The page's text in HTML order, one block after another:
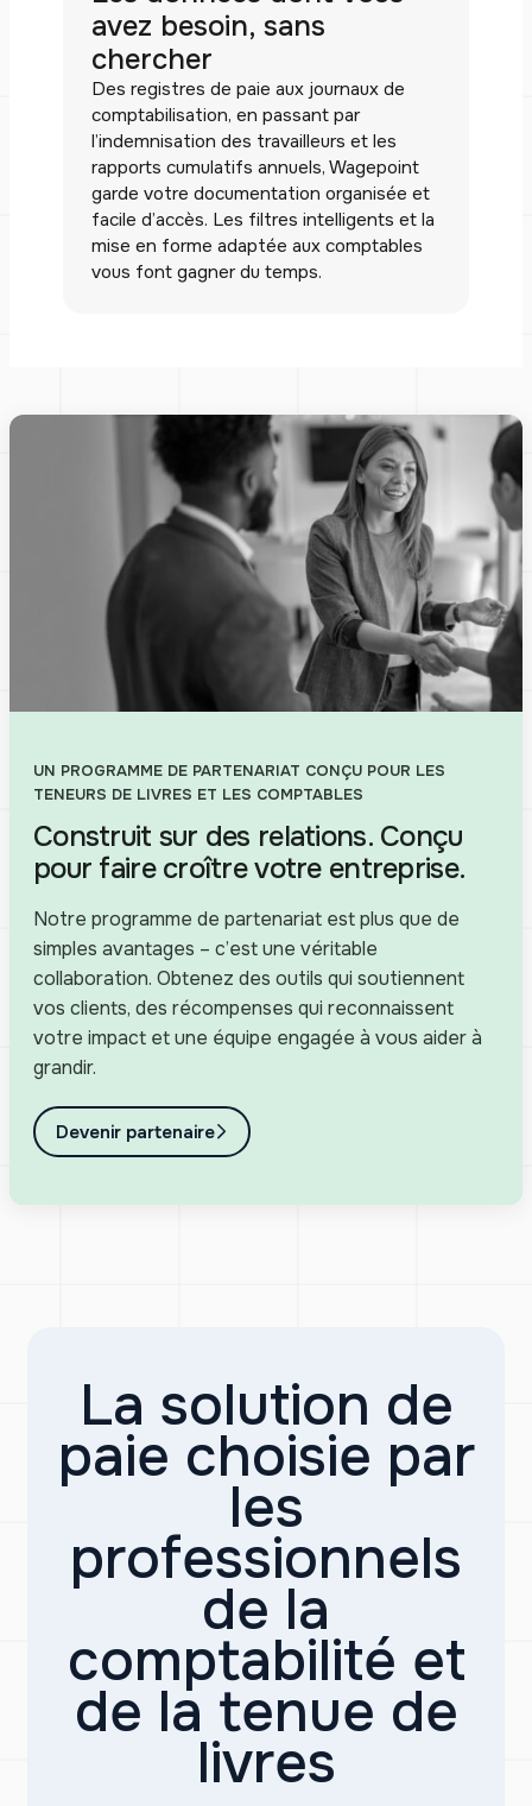
avez besoin, sans
chercher
Des registres de paie aux journaux de
comptabilisation, en passant par
l’indemnisation des travailleurs et les
rapports cumulatifs annuels, Wagepoint
garde votre documentation organisée et
facile d’accès. Les filtres intelligents et la
mise en forme adaptée aux comptables
vous font gagner du temps.
UN PROGRAMME DE PARTENARIAT CONÇU POUR LES
TENEURS DE LIVRES ET LES COMPTABLES
Construit sur des relations. Conçu
pour faire croître votre entreprise.
Notre programme de partenariat est plus que de
simples avantages – c’est une véritable
collaboration. Obtenez des outils qui soutiennent
vos clients, des récompenses qui reconnaissent
votre impact et une équipe engagée à vous aider à
grandir.
Devenir partenaire
La solution de
paie choisie par
les
professionnels
de la
comptabilité et
de la tenue de
livres